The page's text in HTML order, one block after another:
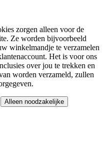
zorgen alleen voor de
Ze worden bijvoorbeeld
winkelmandje te verzamelen
Het is voor ons
over jou te trekken en
worden verzameld, zullen
Alleen noodzakelijke